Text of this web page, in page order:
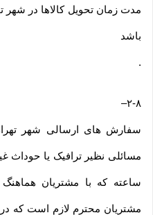
باشد
.
۲-۸–
سفارش های ارسالی شهر
ساعته که با مشتریان
مشتریان محترم لازم است که